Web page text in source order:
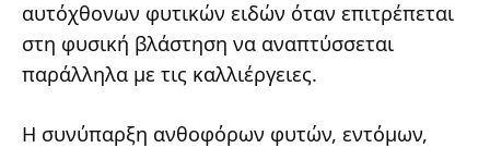
αυτόχθονων φυτικών ειδών όταν επιτρέπεται
στη φυσική βλάστηση να αναπτύσσεται
παράλληλα με τις καλλιέργειες.
Η συνύπαρξη ανθοφόρων φυτών, εντόμων,